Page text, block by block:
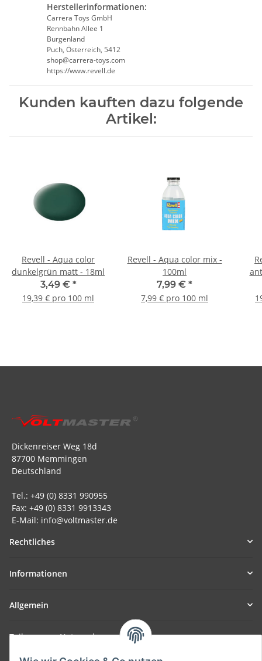
Herstellerinformationen:
Carrera Toys GmbH
Rennbahn Allee 1
Burgenland
Puch, Österreich, 5412
shop@carrera-toys.com
https://www.revell.de
Kunden kauften dazu folgende
Artikel:
Revell - Aqua color
dunkelgrün matt - 18ml
3,49 € *
19,39 € pro 100 ml
Revell - Aqua color mix -
100ml
7,99 € *
7,99 € pro 100 ml
Dickenreiser Weg 18d
87700 Memmingen
Deutschland
Tel.: +49 (0) 8331 990955
Fax: +49 (0) 8331 9913343
E-Mail: info@voltmaster.de
Rechtliches
Informationen
Allgemein
Teil unseres Netzwerks: